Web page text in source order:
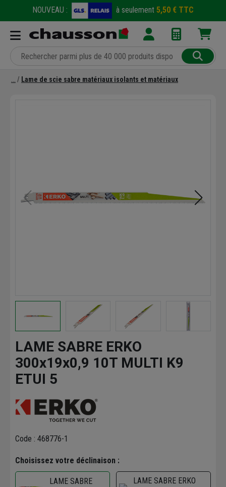
NOUVEAU : à seulement 5,50 € TTC
Lame de scie sabre matériaux isolants et matériaux
LAME SABRE ERKO
300x19x0,9 10T MULTI K9
ETUI 5
Code : 468776-1
Choisissez votre déclinaison :
LAME SABRE
LAME SABRE ERKO